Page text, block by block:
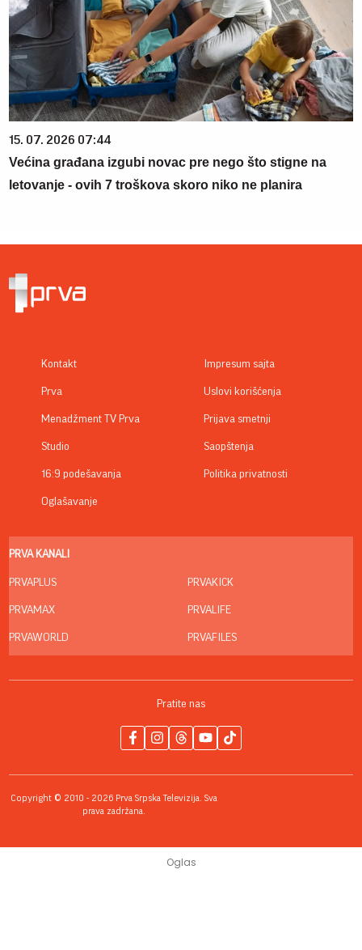
15. 07. 2026 07:44
Većina građana izgubi novac pre nego što stigne na
letovanje - ovih 7 troškova skoro niko ne planira
Kontakt
Prva
Menadžment TV Prva
Studio
16:9 podešavanja
Oglašavanje
Impresum sajta
Uslovi korišćenja
Prijava smetnji
Saopštenja
Politika privatnosti
PRVA KANALI
PRVAPLUS
PRVAMAX
PRVAWORLD
PRVAKICK
PRVALIFE
PRVAFILES
Pratite nas
Copyright © 2010 - 2026 Prva Srpska Televizija. Sva
prava zadržana.